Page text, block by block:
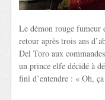
Le démon rouge fumeur
retour après trois ans
Del Toro aux
un prince elfe décidé à
fini d’entendre : « Oh,